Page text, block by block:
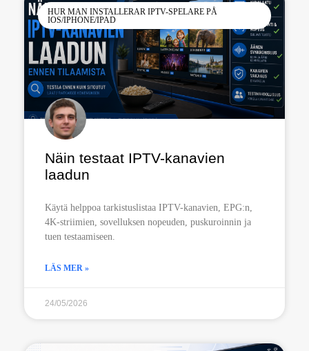
HUR MAN INSTALLERAR IPTV-SPELARE PÅ
IOS/IPHONE/IPAD
Näin testaat IPTV-kanavien
laadun
Käytä helppoa tarkistuslistaa IPTV-kanavien, EPG:n,
4K-striimien, sovelluksen nopeuden, puskuroinnin ja
tuen testaamiseen.
LÄS MER »
24/05/2026